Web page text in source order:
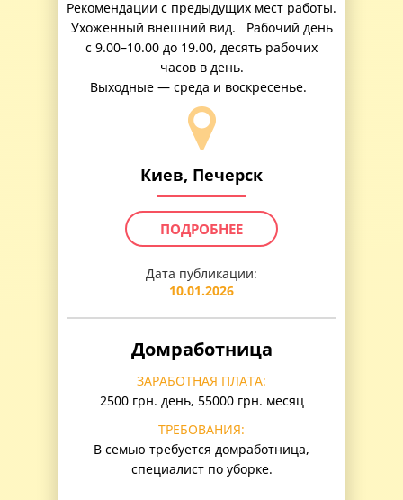
Рекомендации с предыдущих мест работы.
Ухоженный внешний вид. Рабочий день
с 9.00–10.00 до 19.00, десять рабочих
часов в день.
Выходные — среда и воскресенье.
Киев, Печерск
ПОДРОБНЕЕ
Дата публикации:
10.01.2026
Домработница
ЗАРАБОТНАЯ ПЛАТА:
2500 грн. день, 55000 грн. месяц
ТРЕБОВАНИЯ:
В семью требуется домработница,
специалист по уборке.